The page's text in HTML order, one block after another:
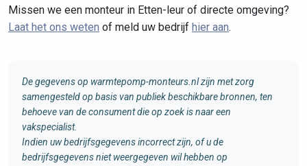
Missen we een monteur in Etten-leur of directe omgeving?
Laat het ons weten of meld uw bedrijf hier aan.
De gegevens op warmtepomp-monteurs.nl zijn met zorg
samengesteld op basis van publiek beschikbare bronnen, ten
behoeve van de consument die op zoek is naar een
vakspecialist.
Indien uw bedrijfsgegevens incorrect zijn, of u de
bedrijfsgegevens niet weergegeven wil hebben op